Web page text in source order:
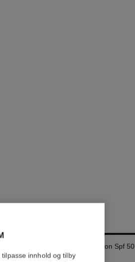
Super Active Complete Correction Spf 50
Flere detaljerinnhold og tilby